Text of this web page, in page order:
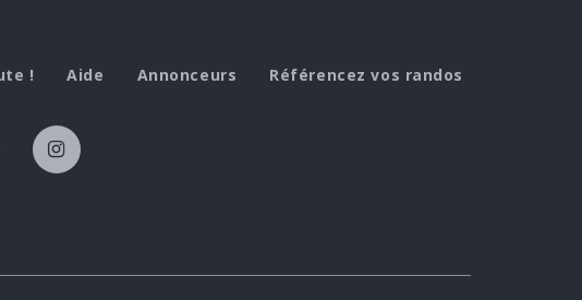
! Aide Annonceurs Référencez vos randos